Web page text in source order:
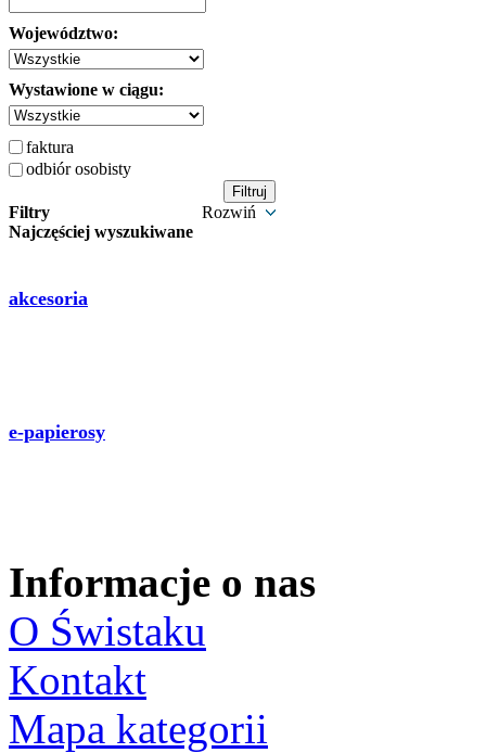
Województwo:
Wystawione w ciągu:
faktura
odbiór osobisty
Filtry
Rozwiń
Najczęściej wyszukiwane
akcesoria
e-papierosy
Informacje o nas
O Świstaku
Kontakt
Mapa kategorii